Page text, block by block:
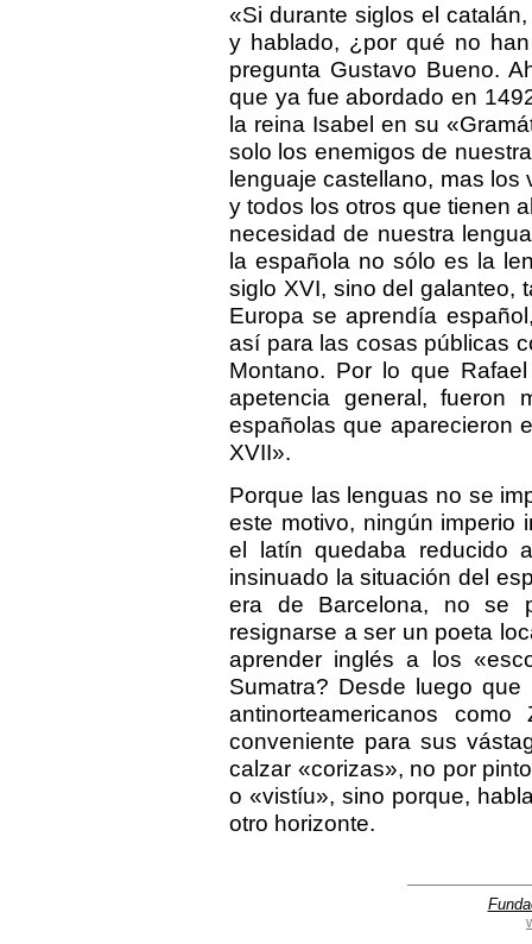
«Si durante siglos el
y hablado, ¿por qué no
pregunta Gustavo Bueno.
que ya fue abordado en
la reina Isabel en su
solo los enemigos de
lenguaje castellano, mas los
y todos los otros que tienen
necesidad de nuestra
la española no sólo es la
siglo XVI, sino del galanteo,
Europa se aprendía
así para las cosas públicas
Montano. Por lo que
apetencia general, fueron
españolas que aparecieron
XVII».
Porque las lenguas no se
este motivo, ningún imperio
el latín quedaba reducido
insinuado la situación del
era de Barcelona, no se
resignarse a ser un poeta
aprender inglés a los
Sumatra? Desde luego
antinorteamericanos
conveniente para sus
calzar «corizas», no por
o «vistíu», sino porque,
otro horizonte.